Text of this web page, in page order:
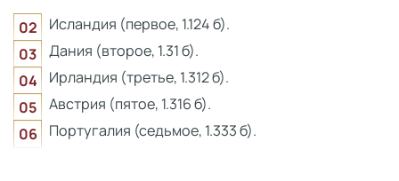
Исландия (первое, 1.124 б).
Дания (второе, 1.31 б).
Ирландия (третье, 1.312 б).
Австрия (пятое, 1.316 б).
Португалия (седьмое, 1.333 б).